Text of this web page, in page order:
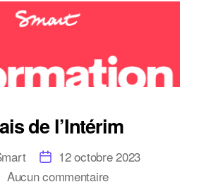
de l’Intérim
Date
de
l’article
12 octobre 2023
Aucun commentairesur